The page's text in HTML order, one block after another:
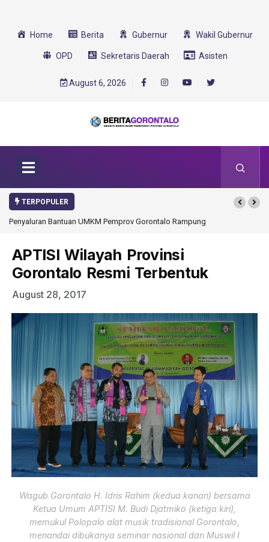
Home Berita Gubernur Wakil Gubernur
OPD Sekretaris Daerah Asisten
August 6, 2026
TERPOPULER
Gorontalo RampungGorontalo Ikut Dukung Program SMA Unggul Garuda
APTISI Wilayah Provinsi
Gorontalo Resmi Terbentuk
August 28, 2017
Wagub Gorontalo H. Idris Rahim (kedua kanan) bersama
Ketua Umum APTISI M. Budi Djatmiko (ketiga kiri),
memukul Polopalo alat musik tradisional Gorontalo,
menandai dibukanya seminar nasional dan Muswil I